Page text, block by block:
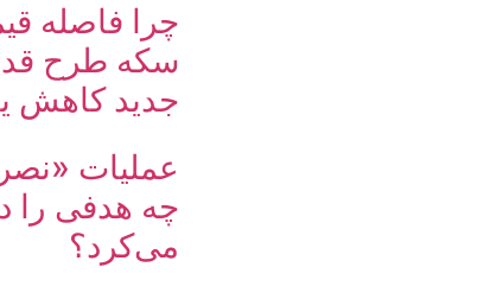
چرا فاصله
سکه طرح
جدید کاهش
چه هدفی را
می‌کرد؟